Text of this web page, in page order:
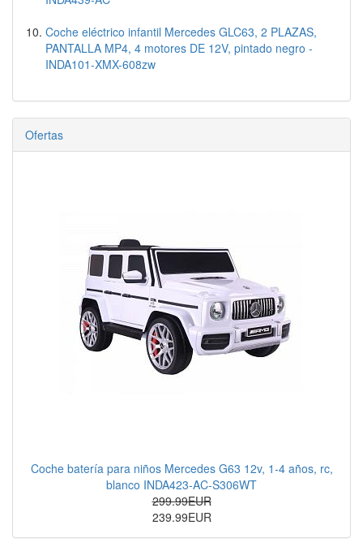
Coche eléctrico infantil Mercedes GLC63, 2 PLAZAS,
PANTALLA MP4, 4 motores DE 12V, pintado negro -
INDA101-XMX-608zw
Ofertas
Coche batería para niños Mercedes G63 12v, 1-4 años, rc,
blanco INDA423-AC-S306WT
299.99EUR
239.99EUR